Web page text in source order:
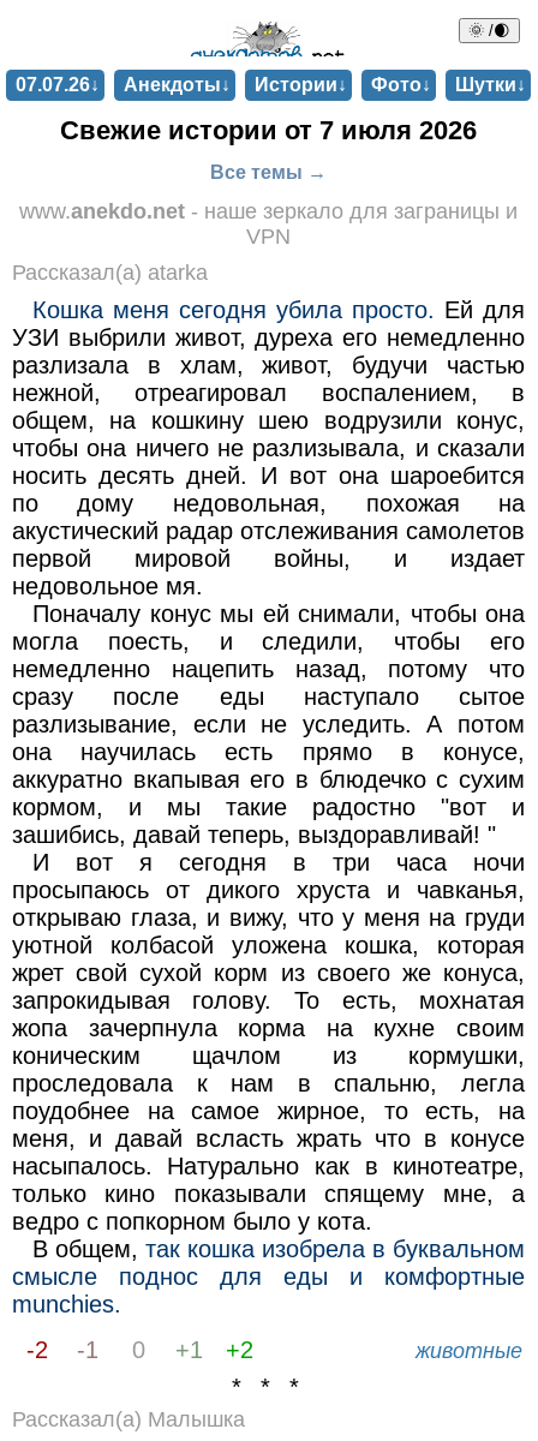
🌞 /🌒
07.07.26↓ Анекдоты↓ Истории↓ Фото↓ Шутки↓
Свежие истории от 7 июля 2026
Все темы →
www.anekdo.net - наше зеркало для заграницы и
VPN
Рассказал(а) atarka
Кошка меня сегодня убила просто. Ей для
УЗИ выбрили живот, дуреха его немедленно
разлизала в хлам, живот, будучи частью
нежной, отреагировал воспалением, в
общем, на кошкину шею водрузили конус,
чтобы она ничего не разлизывала, и сказали
носить десять дней. И вот она шароебится
по дому недовольная, похожая на
акустический радар отслеживания самолетов
первой мировой войны, и издает
недовольное мя.
Поначалу конус мы ей снимали, чтобы она
могла поесть, и следили, чтобы его
немедленно нацепить назад, потому что
сразу после еды наступало сытое
разлизывание, если не уследить. А потом
она научилась есть прямо в конусе,
аккуратно вкапывая его в блюдечко с сухим
кормом, и мы такие радостно "вот и
зашибись, давай теперь, выздоравливай! "
И вот я сегодня в три часа ночи
просыпаюсь от дикого хруста и чавканья,
открываю глаза, и вижу, что у меня на груди
уютной колбасой уложена кошка, которая
жрет свой сухой корм из своего же конуса,
запрокидывая голову. То есть, мохнатая
жопа зачерпнула корма на кухне своим
коническим щачлом из кормушки,
проследовала к нам в спальню, легла
поудобнее на самое жирное, то есть, на
меня, и давай всласть жрать что в конусе
насыпалось. Натурально как в кинотеатре,
только кино показывали спящему мне, а
ведро с попкорном было у кота.
В общем,так кошка изобрела в буквальном
смысле поднос для еды и комфортные
munchies.
-2
-1 0 +1 +2 животные
* * *
Рассказал(а) Малышка